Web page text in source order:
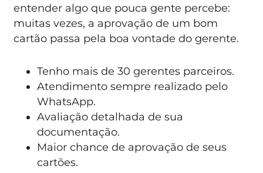
entender algo que pouca gente percebe:
muitas vezes, a aprovação de um bom
cartão passa pela boa vontade do gerente.
Tenho mais de 30 gerentes parceiros.
Atendimento sempre realizado pelo
WhatsApp.
Avaliação detalhada de sua
documentação.
Maior chance de aprovação de seus
cartões.